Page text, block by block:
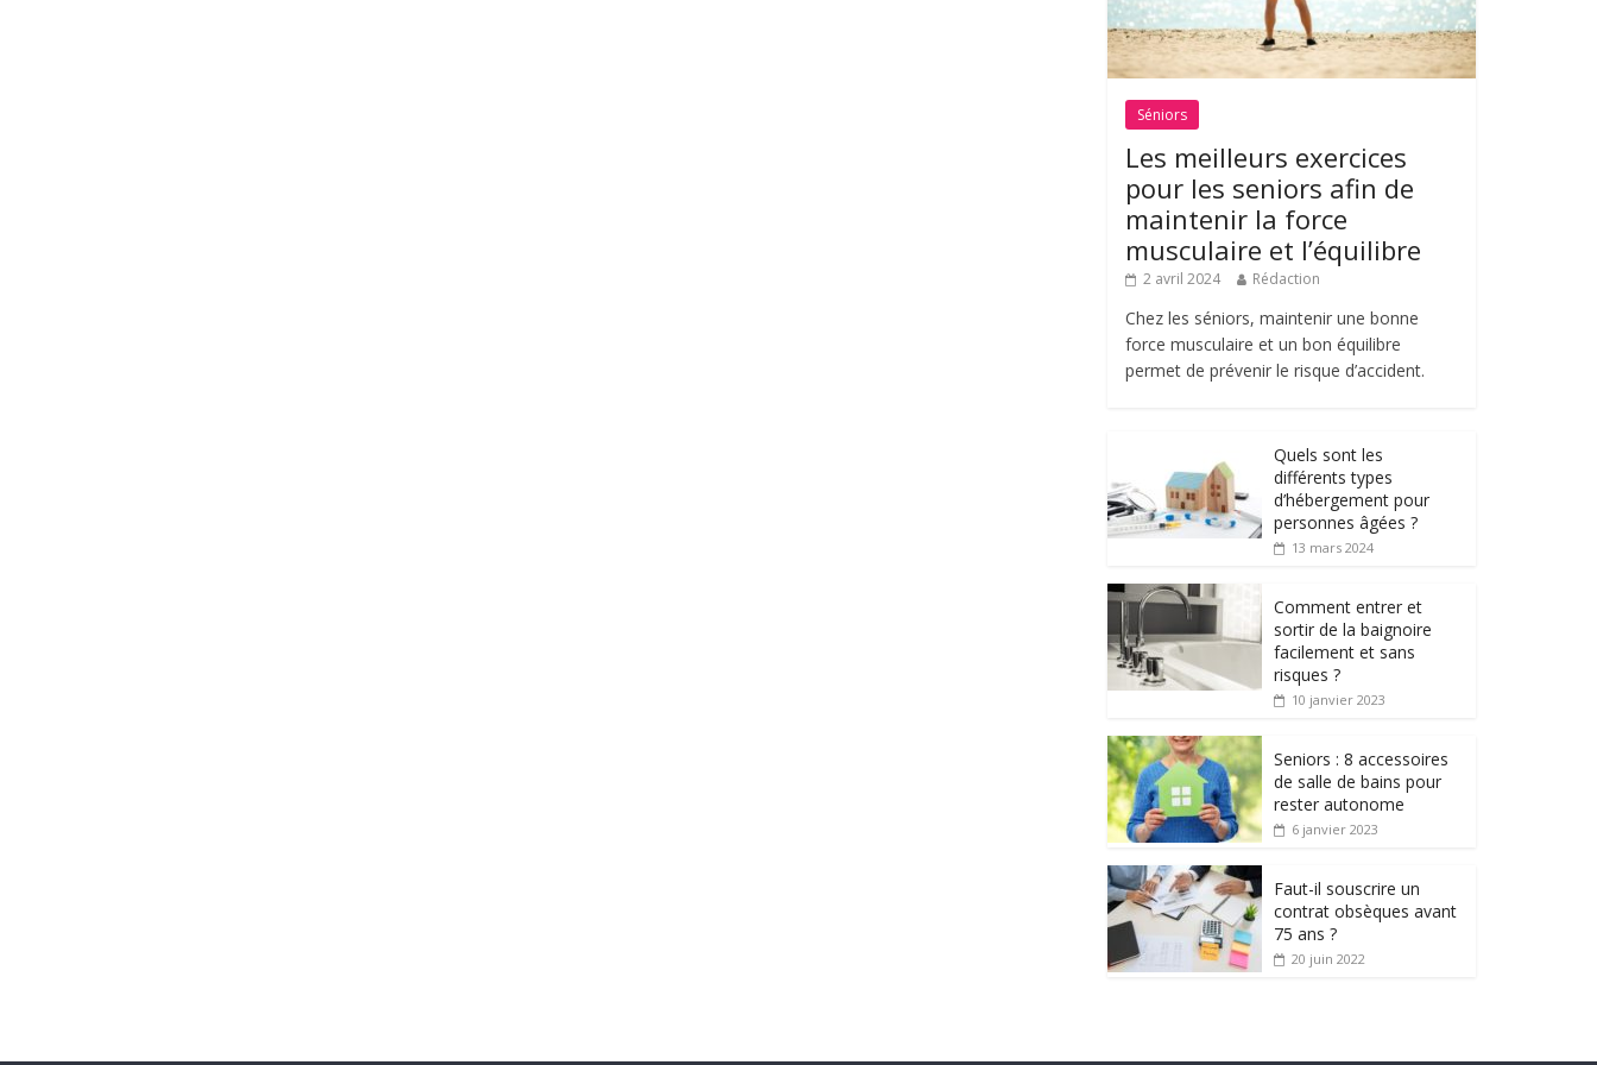
Séniors
Les meilleurs exercices
pour les seniors afin de
maintenir la force
musculaire et l’équilibre
2 avril 2024 Rédaction
Chez les séniors, maintenir une bonne
force musculaire et un bon équilibre
permet de prévenir le risque d’accident.
Quels sont les
différents types
d’hébergement pour
personnes âgées ?
13 mars 2024
Comment entrer et
sortir de la baignoire
facilement et sans
risques ?
10 janvier 2023
Seniors : 8 accessoires
de salle de bains pour
rester autonome
6 janvier 2023
Faut-il souscrire un
contrat obsèques avant
75 ans ?
20 juin 2022